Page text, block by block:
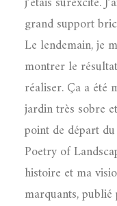
grand support
Le lendemain, je
montrer le
réaliser. Ça a été
jardin très sobre
point de départ
Poetry of
histoire et ma
marquants,